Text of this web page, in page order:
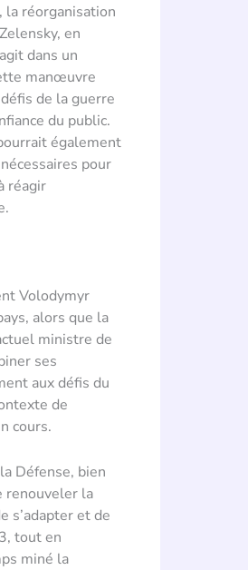
la réorganisation
en
dans un
manœuvre
de la guerre
du public.
également
pour
réagir
Volodymyr
alors que la
ministre de
ses
aux défis du
de
cours.
Défense, bien
renouveler la
s’adapter et de
tout en
miné la